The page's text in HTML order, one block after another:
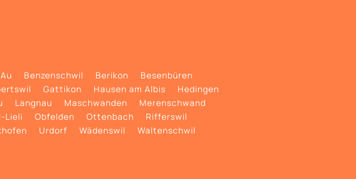
Au Benzenschwil Berikon
Besenbüren
Gattikon Hausen am Albis
Hedingen
Langnau Maschwanden
Merenschwand
Lieli Obfelden Ottenbach
Rifferswil
Urdorf Wädenswil
Waltenschwil